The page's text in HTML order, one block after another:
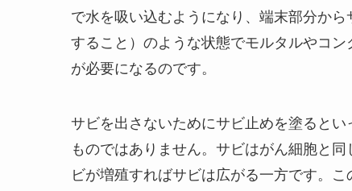
で水を吸い込むようになり、端末部分か
すること）のような状態でモルタルやコ
が必要になるのです。
サビを出さないためにサビ止めを塗ると
ものではありません。サビはがん細胞と
ビが増殖すればサビは広がる一方です。